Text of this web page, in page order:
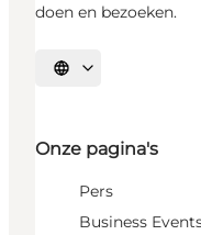
doen en bezoeken.
Selecteer taal
Onze pagina's
Pers
Business